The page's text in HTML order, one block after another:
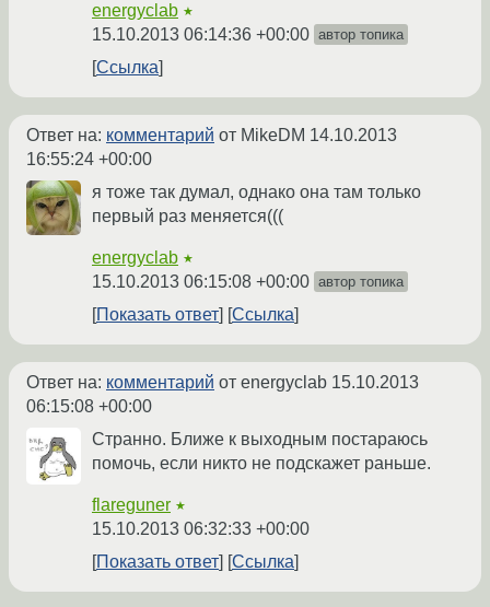
energyclab ★
15.10.2013 06:14:36 +00:00 автор топика
Ссылка
Ответ на: комментарий от MikeDM 14.10.2013
16:55:24 +00:00
я тоже так думал, однако она там только
первый раз меняется(((
energyclab ★
15.10.2013 06:15:08 +00:00 автор топика
Показать ответ Ссылка
Ответ на: комментарий от energyclab 15.10.2013
06:15:08 +00:00
Странно. Ближе к выходным постараюсь
помочь, если никто не подскажет раньше.
flareguner ★
15.10.2013 06:32:33 +00:00
Показать ответ
Ссылка